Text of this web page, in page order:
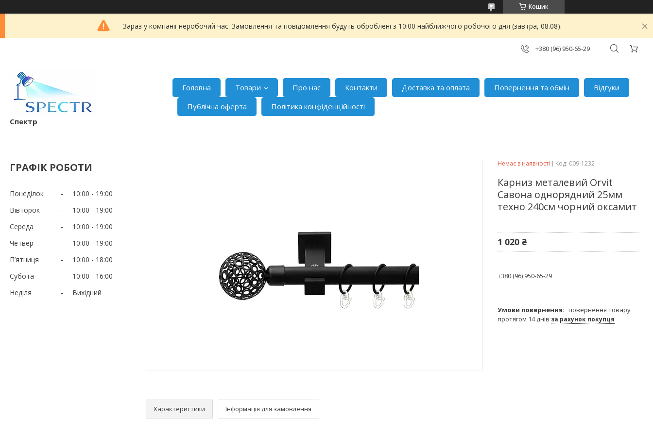
Кошик
Зараз у компанії неробочий час. Замовлення та повідомлення будуть оброблені з 10:00 найближчого робочого дня (завтра, 08.08).
+380 (96) 950-65-29
Спектр
Головна Товари Про нас Контакти Доставка та оплата Повернення та обмін
Відгуки
Публічна оферта
Політика конфіденційності
ГРАФІК РОБОТИ
Понеділок 10:00
19:00
Вівторок
10:00
19:00
Середа
10:00
19:00
Четвер
10:00
19:00
Пʼятниця
10:00
18:00
Субота
10:00
16:00
Неділя
Вихідний
Характеристики Інформація для замовлення
Немає в наявності Код: 009-1232
Карниз металевий Orvit
Савона однорядний 25мм
техно 240см чорний оксамит
1 020 ₴
+380 (96) 950-65-29
повернення товару
протягом 14 днів за рахунок покупця